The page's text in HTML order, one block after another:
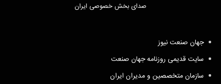
صدای بخش خصوصی ایران
جهان صنعت نیوز
سایت قدیمی روزنامه جهان صنعت
سازمان متخصصین و مدیران ایران